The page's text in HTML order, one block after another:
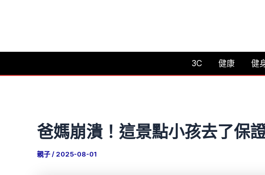
要
3C 健康 健
爸媽崩潰！這景點小孩去了保
親子/ 2025-08-01